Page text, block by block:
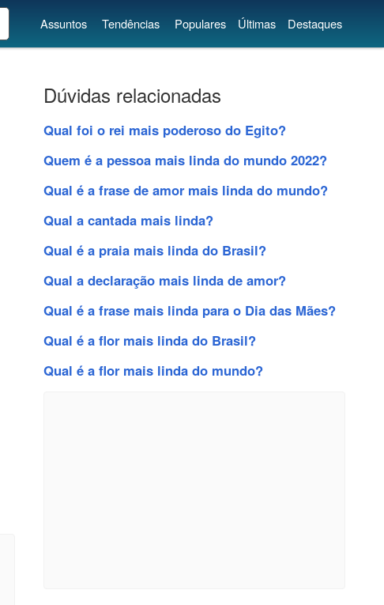
Assuntos Tendências Populares Últimas Destaques
Dúvidas relacionadas
Qual foi o rei mais poderoso do Egito?
Quem é a pessoa mais linda do mundo 2022?
Qual é a frase de amor mais linda do mundo?
Qual a cantada mais linda?
Qual é a praia mais linda do Brasil?
Qual a declaração mais linda de amor?
Qual é a frase mais linda para o Dia das Mães?
Qual é a flor mais linda do Brasil?
Qual é a flor mais linda do mundo?